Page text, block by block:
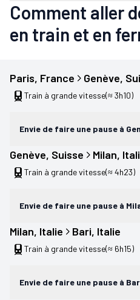
Comment aller
en train et en
Paris, France Genève,
Train à grande vitesse(≈ 3h10)
Envie de faire une pause à
Genève, Suisse Milan,
Train à grande vitesse(≈ 4h23)
Envie de faire une pause à
Milan, Italie Bari, Italie
Train à grande vitesse(≈ 6h15)
Envie de faire une pause à